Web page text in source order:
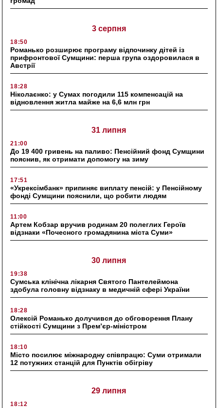
3 серпня
18:50
Романько розширює програму відпочинку дітей із
прифронтової Сумщини: перша група оздоровилася в
Австрії
18:28
Ніколаєнко: у Сумах погодили 115 компенсацій на
відновлення житла майже на 6,6 млн грн
31 липня
21:00
До 19 400 гривень на паливо: Пенсійний фонд Сумщини
пояснив, як отримати допомогу на зиму
17:51
«Укрексімбанк» припиняє виплату пенсій: у Пенсійному
фонді Сумщини пояснили, що робити людям
11:00
Артем Кобзар вручив родинам 20 полеглих Героїв
відзнаки «Почесного громадянина міста Суми»
30 липня
19:38
Сумська клінічна лікарня Святого Пантелеймона
здобула головну відзнаку в медичній сфері України
18:28
Олексій Романько долучився до обговорення Плану
стійкості Сумщини з Прем’єр-міністром
18:10
Місто посилює міжнародну співпрацю: Суми отримали
12 потужних станцій для Пунктів обігріву
29 липня
18:12